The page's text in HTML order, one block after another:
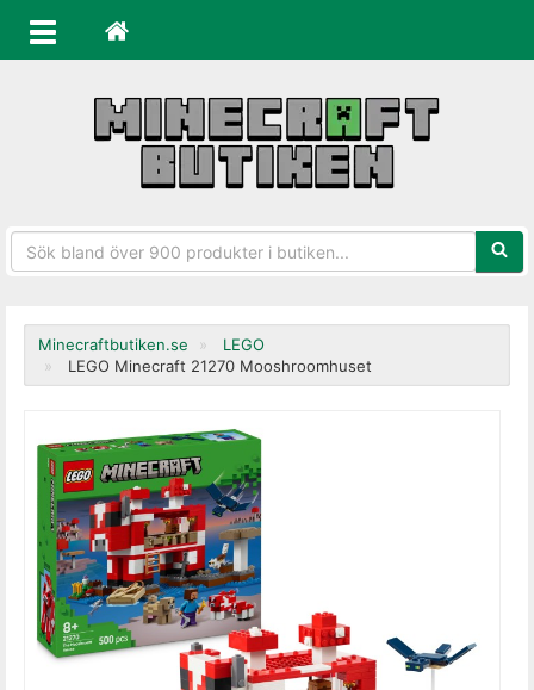
Minecraftbutiken.se
LEGO
LEGO Minecraft 21270 Mooshroomhuset